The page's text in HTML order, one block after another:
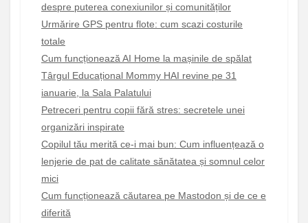
despre puterea conexiunilor și comunităților
Urmărire GPS pentru flote: cum scazi costurile
totale
Cum funcționează AI Home la mașinile de spălat
Târgul Educațional Mommy HAI revine pe 31
ianuarie, la Sala Palatului
Petreceri pentru copii fără stres: secretele unei
organizări inspirate
Copilul tău merită ce-i mai bun: Cum influențează o
lenjerie de pat de calitate sănătatea și somnul celor
mici
Cum funcționează căutarea pe Mastodon și de ce e
diferită